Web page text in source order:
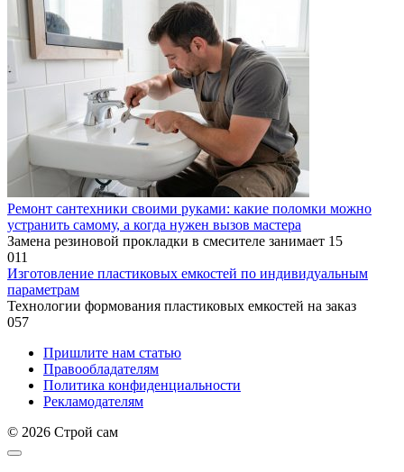
Ремонт сантехники своими руками: какие поломки можно
устранить самому, а когда нужен вызов мастера
Замена резиновой прокладки в смесителе занимает 15
011
Изготовление пластиковых емкостей по индивидуальным
параметрам
Технологии формования пластиковых емкостей на заказ
057
Пришлите нам статью
Правообладателям
Политика конфиденциальности
Рекламодателям
© 2026 Строй сам